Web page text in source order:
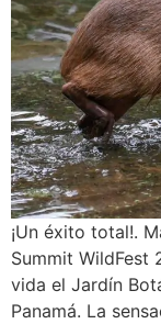
¡Un éxito total!.
Summit WildFest
vida el Jardín
Panamá. La